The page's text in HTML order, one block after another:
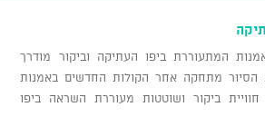
המתעוררת ביפו העתיקה וביקור מודרך
הסיור מתחקה אחר הקולות החדשים באמנות
ביקור ושוטטות מעוררת השראה ביפו